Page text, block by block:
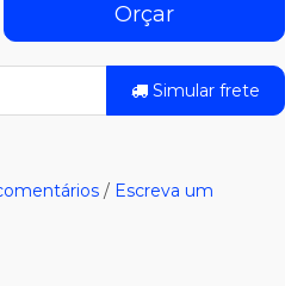
Orçar
Simular frete
/ Escreva um